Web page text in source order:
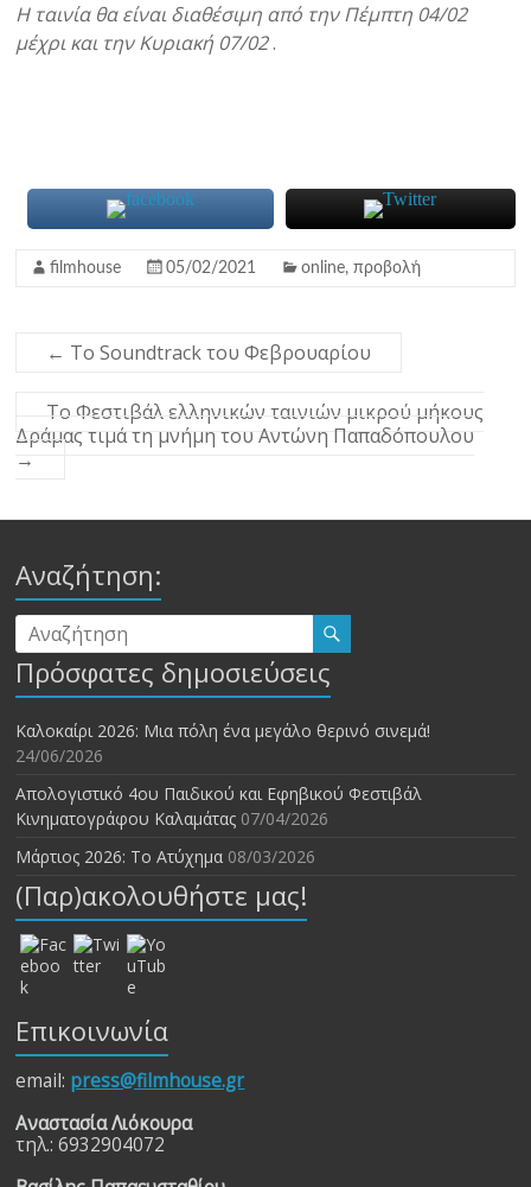
Η ταινία θα είναι διαθέσιμη από την Πέμπτη 04/02
μέχρι και την Κυριακή 07/02.
filmhouse 05/02/2021 online,προβολή
← Το Soundtrack του Φεβρουαρίου
Το Φεστιβάλ ελληνικών ταινιών μικρού μήκους
Δράμας τιμά τη μνήμη του Αντώνη Παπαδόπουλου
→
Αναζήτηση:
Πρόσφατες δημοσιεύσεις
Καλοκαίρι 2026: Μια πόλη ένα μεγάλο θερινό σινεμά!
24/06/2026
Απολογιστικό 4ου Παιδικού και Εφηβικού Φεστιβάλ
Κινηματογράφου Καλαμάτας 07/04/2026
Μάρτιος 2026: Το Ατύχημα 08/03/2026
(Παρ)ακολουθήστε μας!
Επικοινωνία
email: press@filmhouse.gr
Αναστασία Λιόκουρα
τηλ.: 6932904072